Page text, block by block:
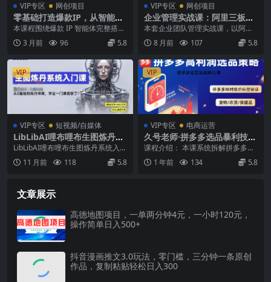
VIP专区 网创项目
零基础打造爆款IP，从智能体
环境部署到克隆生成文案改写
完整落地
本课程围绕爆款 IP 智能体完整搭建
流程展开，从软件安装下载、设备
适配检测开始，...
3 月前 96 5.8
VIP专区 网创项目
企业管理实战课：阿里三板斧
修炼，建团队拿结果，招聘解
雇，管理工具全体系教学
本套企业团队管理实战课，以阿里
三板斧为核心，打造系统化的管理
能力赋能体系。课程从...
8 月前 107 5.8
VIP
VIP专区 短视频/自媒体
LibLibAI哩布哩布生图炼丹系
统入门课，从生图到炼丹，只
LibLibAI哩布哩布生图炼丹系统入门
课，从生图到炼丹，只学这一门就
够了 课程...
11 月前 118 5.8
VIP
VIP专区 电商运营
久号老师·拼多多选品暴利技术
实战课
课程介绍： 本课系统拆解拼多多高
利润选品全链：从数据化选品（热
度/动销/转化率多...
1 年前 134 5.8
文章展示
高德地图项目，一单两分钟4元，一小时120元，
操作简单日入500+
抖音漫画推文3.0玩法，零门槛，三分钟一条原创
作品，复制粘贴轻松日入300